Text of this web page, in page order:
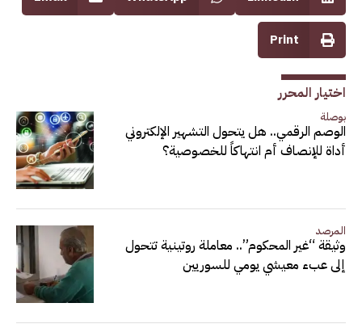
Print
اختيار المحرر
بوصلة
الوصم الرقمي.. هل يتحول التشهير الإلكتروني
أداة للإنصاف أم انتهاكاً للخصوصية؟
المرصد
وثيقة “غير المحكوم”.. معاملة روتينية تتحول
إلى عبء معيشي يومي للسوريين